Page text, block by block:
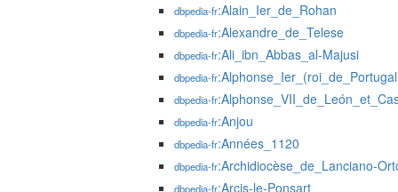
dbpedia-fr:Alain_Ier_de_Rohan
dbpedia-fr:Alexandre_de_Telese
dbpedia-fr:Ali_ibn_Abbas_al-Majusi
dbpedia-fr
dbpedia-fr
dbpedia-fr:Anjou
dbpedia-fr:Années_1120
dbpedia-fr:Archidiocèse_de_Lanciano-
dbpedia-fr:Arcis-le-Ponsart